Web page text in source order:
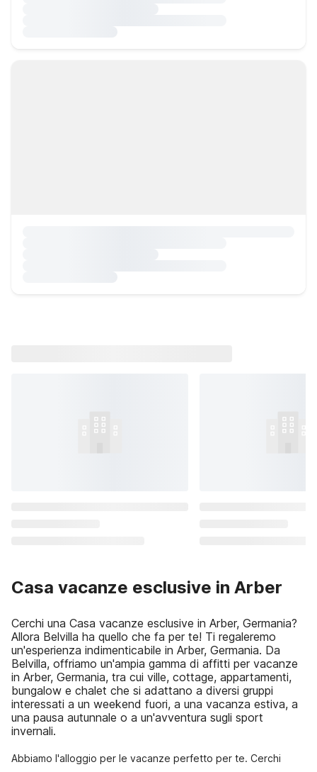
Casa vacanze esclusive in Arber
Cerchi una Casa vacanze esclusive in Arber, Germania?
Allora Belvilla ha quello che fa per te! Ti regaleremo
un'esperienza indimenticabile in Arber, Germania. Da
Belvilla, offriamo un'ampia gamma di affitti per vacanze
in Arber, Germania, tra cui ville, cottage, appartamenti,
bungalow e chalet che si adattano a diversi gruppi
interessati a un weekend fuori, a una vacanza estiva, a
una pausa autunnale o a un'avventura sugli sport
invernali.
Abbiamo l'alloggio per le vacanze perfetto per te. Cerchi